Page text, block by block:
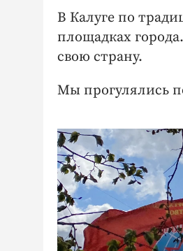
В Калуге по
площадках
свою страну.
Мы прогулялись